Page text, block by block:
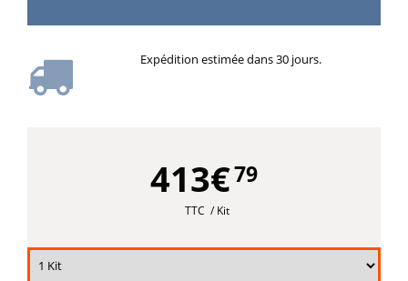
Expédition estimée dans 30 jours.
413€79
TTC / Kit